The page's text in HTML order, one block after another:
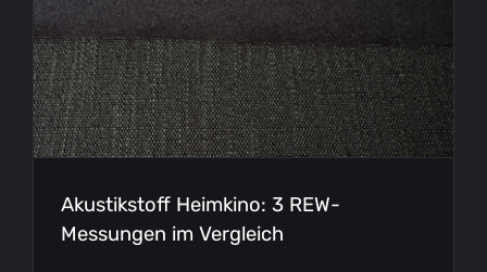
Akustikstoff Heimkino: 3 REW-
Messungen im Vergleich